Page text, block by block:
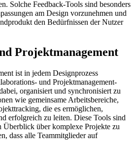
Solche Feedback-Tools sind besonders
am Design vorzunehmen und
den Bedürfnissen der Nutzer
Projektmanagement
ist in jedem Designprozess
und Projektmanagement-
organisiert und synchronisiert zu
wie gemeinsame Arbeitsbereiche,
die es ermöglichen,
erfolgreich zu leiten. Diese Tools sind
Überblick über komplexe Projekte zu
dass alle Teammitglieder auf